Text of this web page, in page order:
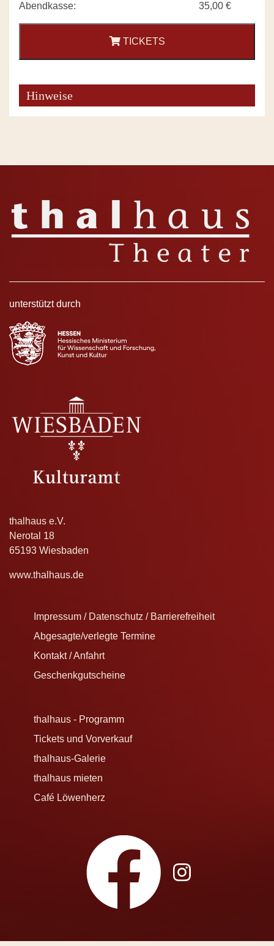
Abendkasse:
35,00 €
TICKETS
Hinweise
unterstützt durch
thalhaus e.V.
Nerotal 18
65193 Wiesbaden
www.thalhaus.de
Impressum / Datenschutz / Barrierefreiheit
Abgesagte/verlegte Termine
Kontakt / Anfahrt
Geschenkgutscheine
thalhaus - Programm
Tickets und Vorverkauf
thalhaus-Galerie
thalhaus mieten
Café Löwenherz